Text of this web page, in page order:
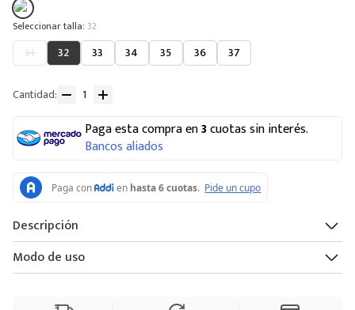
: 32
31 32 33 34 35 36 37
Cantidad
Paga esta compra en3cuotas sin interés.
Bancos aliados
Descripción
Modo de uso